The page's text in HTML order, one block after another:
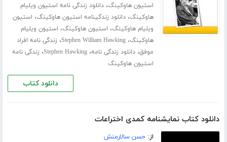
استیون هاوکینگ،دانلود زندگی نامه استیون ویلیام
هاوکینگ،دانلود زندگینامه استیون هاوکینگ، استیون
ویلیام هاوکینگ، استیون هاوکینگ، استیون ویلیام
هاوکینگ،Stephen William Hawking، زندگی نامه افراد
موفق،دانلود زندگی نامه،Stephen Hawking، زندگی نامه
استیون هاوکینگ
دانلود کتاب
دانلود کتاب نمایشنامه کمدی اختراعات
از:حسن سالارمنش